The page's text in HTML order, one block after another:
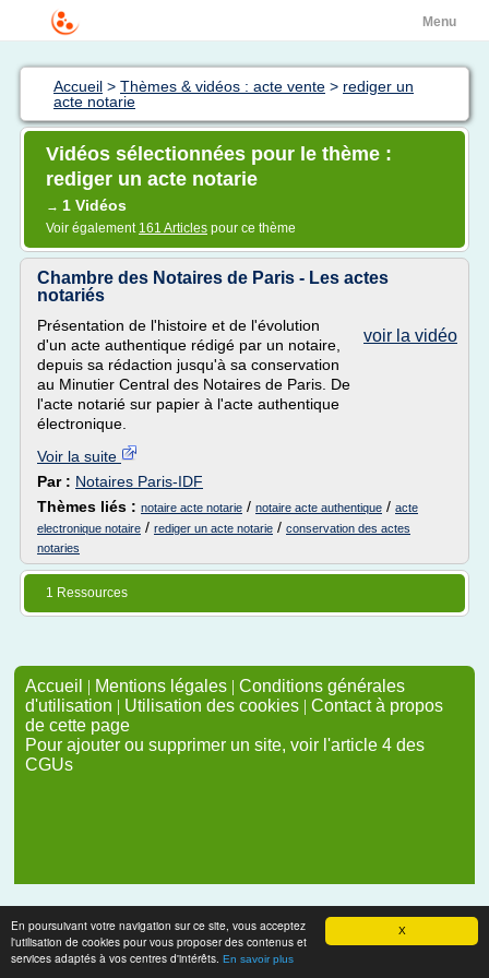
X
En poursuivant votre navigation sur ce site, vous acceptez
l'utilisation de cookies pour vous proposer des contenus et
services adaptés à vos centres d'intérêts. En savoir plus
Menu
Accueil > Thèmes & vidéos : acte vente > rediger un
acte notarie
Vidéos sélectionnées pour le thème :
rediger un acte notarie
→ 1 Vidéos
Voir également 161 Articles pour ce thème
Chambre des Notaires de Paris - Les actes
notariés
voir la vidéo
Présentation de l'histoire et de l'évolution
d'un acte authentique rédigé par un notaire,
depuis sa rédaction jusqu'à sa conservation
au Minutier Central des Notaires de Paris. De
l'acte notarié sur papier à l'acte authentique
électronique.
Voir la suite
Par : Notaires Paris-IDF
Thèmes liés : notaire acte notarie / notaire acte authentique / acte
electronique notaire / rediger un acte notarie / conservation des actes
notaries
1 Ressources
Accueil | Mentions légales | Conditions générales
d'utilisation | Utilisation des cookies | Contact à propos
de cette page
Pour ajouter ou supprimer un site, voir l'article 4 des
CGUs